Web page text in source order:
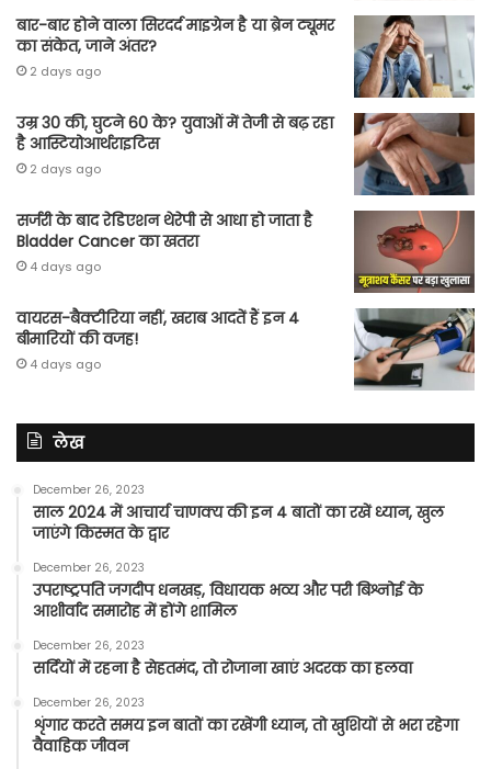
बार-बार होने वाला सिरदर्द माइग्रेन है या ब्रेन ट्यूमर
का संकेत, जाने अंतर?
2 days ago
उम्र 30 की, घुटने 60 के? युवाओं में तेजी से बढ़ रहा
है आस्टियोआर्थराइटिस
2 days ago
सर्जरी के बाद रेडिएशन थेरेपी से आधा हो जाता है
Bladder Cancer का खतरा
4 days ago
वायरस-बैक्टीरिया नहीं, खराब आदतें हैं इन 4
बीमारियों की वजह!
4 days ago
लेख
December 26, 2023
साल 2024 में आचार्य चाणक्य की इन 4 बातों का रखें ध्यान, खुल
जाएंगे किस्मत के द्वार
December 26, 2023
उपराष्ट्रपति जगदीप धनखड़, विधायक भव्य और परी बिश्नोई के
आशीर्वाद समारोह में होंगे शामिल
December 26, 2023
सर्दियों में रहना है सेहतमंद, तो रोजाना खाएं अदरक का हलवा
December 26, 2023
शृंगार करते समय इन बातों का रखेंगी ध्यान, तो खुशियों से भरा रहेगा
वैवाहिक जीवन